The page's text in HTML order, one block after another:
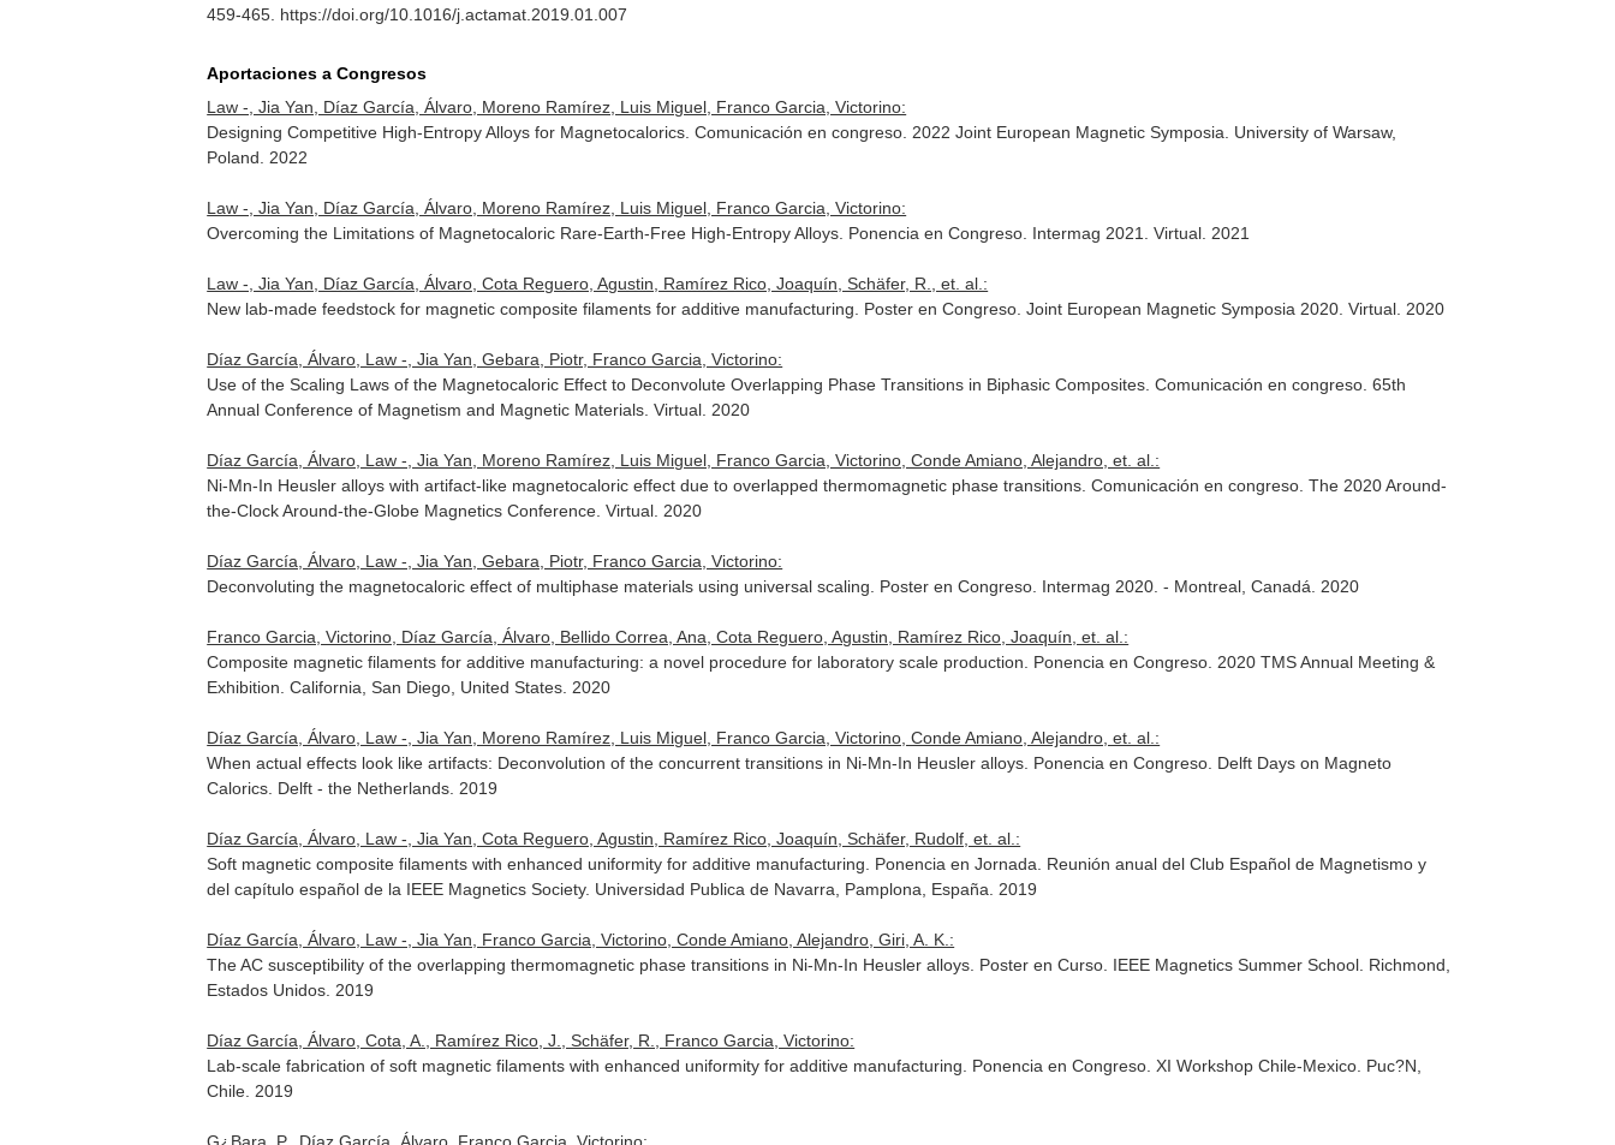
459-465. https://doi.org/10.1016/j.actamat.2019.01.007
Aportaciones a Congresos
Law -, Jia Yan, Díaz García, Álvaro, Moreno Ramírez, Luis Miguel, Franco Garcia, Victorino:
Designing Competitive High-Entropy Alloys for Magnetocalorics. Comunicación en congreso. 2022 Joint European Magnetic Symposia. University of Warsaw,
Poland. 2022
Law -, Jia Yan, Díaz García, Álvaro, Moreno Ramírez, Luis Miguel, Franco Garcia, Victorino:
Overcoming the Limitations of Magnetocaloric Rare-Earth-Free High-Entropy Alloys. Ponencia en Congreso. Intermag 2021. Virtual. 2021
Law -, Jia Yan, Díaz García, Álvaro, Cota Reguero, Agustin, Ramírez Rico, Joaquín, Schäfer, R., et. al.:
New lab-made feedstock for magnetic composite filaments for additive manufacturing. Poster en Congreso. Joint European Magnetic Symposia 2020. Virtual. 2020
Díaz García, Álvaro, Law -, Jia Yan, Gebara, Piotr, Franco Garcia, Victorino:
Use of the Scaling Laws of the Magnetocaloric Effect to Deconvolute Overlapping Phase Transitions in Biphasic Composites. Comunicación en congreso. 65th
Annual Conference of Magnetism and Magnetic Materials. Virtual. 2020
Díaz García, Álvaro, Law -, Jia Yan, Moreno Ramírez, Luis Miguel, Franco Garcia, Victorino, Conde Amiano, Alejandro, et. al.:
Ni-Mn-In Heusler alloys with artifact-like magnetocaloric effect due to overlapped thermomagnetic phase transitions. Comunicación en congreso. The 2020 Around-
the-Clock Around-the-Globe Magnetics Conference. Virtual. 2020
Díaz García, Álvaro, Law -, Jia Yan, Gebara, Piotr, Franco Garcia, Victorino:
Deconvoluting the magnetocaloric effect of multiphase materials using universal scaling. Poster en Congreso. Intermag 2020. - Montreal, Canadá. 2020
Franco Garcia, Victorino, Díaz García, Álvaro, Bellido Correa, Ana, Cota Reguero, Agustin, Ramírez Rico, Joaquín, et. al.:
Composite magnetic filaments for additive manufacturing: a novel procedure for laboratory scale production. Ponencia en Congreso. 2020 TMS Annual Meeting &
Exhibition. California, San Diego, United States. 2020
Díaz García, Álvaro, Law -, Jia Yan, Moreno Ramírez, Luis Miguel, Franco Garcia, Victorino, Conde Amiano, Alejandro, et. al.:
When actual effects look like artifacts: Deconvolution of the concurrent transitions in Ni-Mn-In Heusler alloys. Ponencia en Congreso. Delft Days on Magneto
Calorics. Delft - the Netherlands. 2019
Díaz García, Álvaro, Law -, Jia Yan, Cota Reguero, Agustin, Ramírez Rico, Joaquín, Schäfer, Rudolf, et. al.:
Soft magnetic composite filaments with enhanced uniformity for additive manufacturing. Ponencia en Jornada. Reunión anual del Club Español de Magnetismo y
del capítulo español de la IEEE Magnetics Society. Universidad Publica de Navarra, Pamplona, España. 2019
Díaz García, Álvaro, Law -, Jia Yan, Franco Garcia, Victorino, Conde Amiano, Alejandro, Giri, A. K.:
The AC susceptibility of the overlapping thermomagnetic phase transitions in Ni-Mn-In Heusler alloys. Poster en Curso. IEEE Magnetics Summer School. Richmond,
Estados Unidos. 2019
Díaz García, Álvaro, Cota, A., Ramírez Rico, J., Schäfer, R., Franco Garcia, Victorino:
Lab-scale fabrication of soft magnetic filaments with enhanced uniformity for additive manufacturing. Ponencia en Congreso. XI Workshop Chile-Mexico. Puc?N,
Chile. 2019